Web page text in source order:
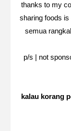
thanks to my
sharing foods
semua
p/s | not
kalau korang